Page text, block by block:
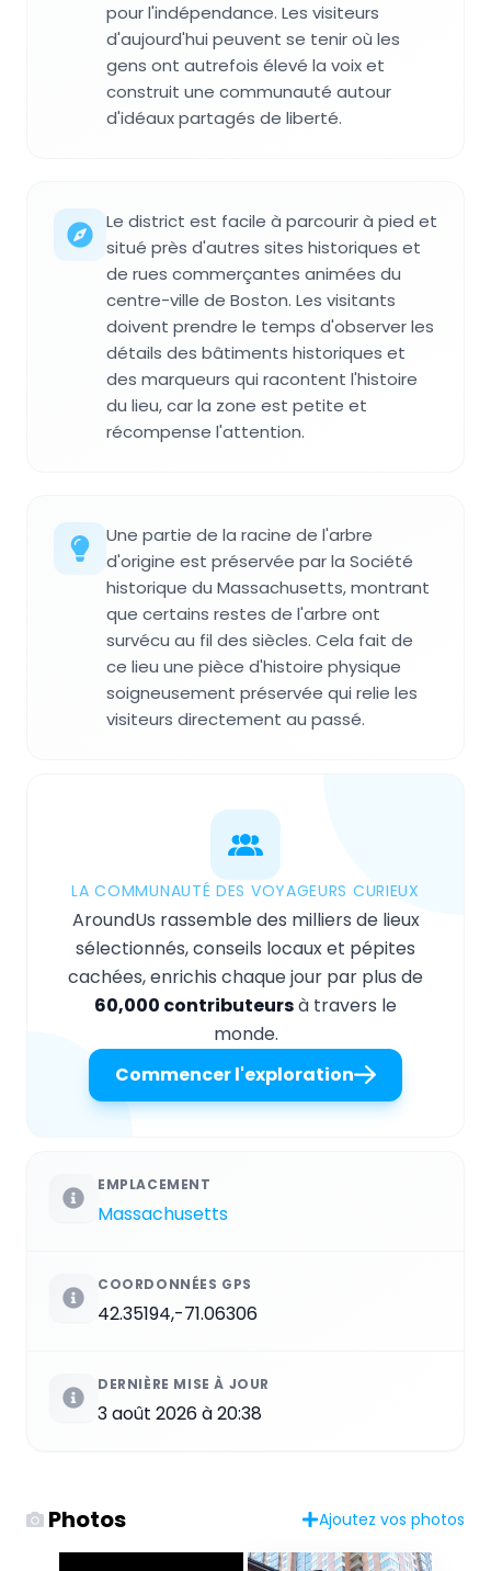
pour l'indépendance. Les visiteurs
d'aujourd'hui peuvent se tenir où les
gens ont autrefois élevé la voix et
construit une communauté autour
d'idéaux partagés de liberté.
Le district est facile à parcourir à pied et
situé près d'autres sites historiques et
de rues commerçantes animées du
centre-ville de Boston. Les visitants
doivent prendre le temps d'observer les
détails des bâtiments historiques et
des marqueurs qui racontent l'histoire
du lieu, car la zone est petite et
récompense l'attention.
Une partie de la racine de l'arbre
d'origine est préservée par la Société
historique du Massachusetts, montrant
que certains restes de l'arbre ont
survécu au fil des siècles. Cela fait de
ce lieu une pièce d'histoire physique
soigneusement préservée qui relie les
visiteurs directement au passé.
LA COMMUNAUTÉ DES VOYAGEURS CURIEUX
AroundUs rassemble des milliers de lieux
sélectionnés, conseils locaux et pépites
cachées, enrichis chaque jour par plus de
60,000 contributeursà travers le
monde.
Commencer l'exploration
EMPLACEMENT
Massachusetts
COORDONNÉES GPS
42.35194,-71.06306
DERNIÈRE MISE À JOUR
3 août 2026 à 20:38
Photos Ajoutez vos photos